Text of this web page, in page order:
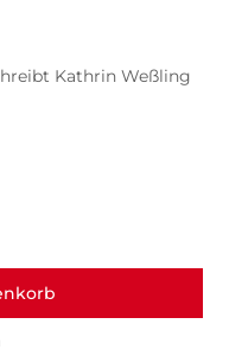
Kathrin Weßling